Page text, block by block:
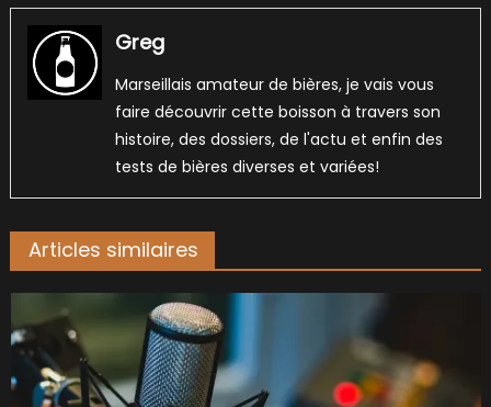
Greg
Marseillais amateur de bières, je vais vous
faire découvrir cette boisson à travers son
histoire, des dossiers, de l'actu et enfin des
tests de bières diverses et variées!
Articles similaires